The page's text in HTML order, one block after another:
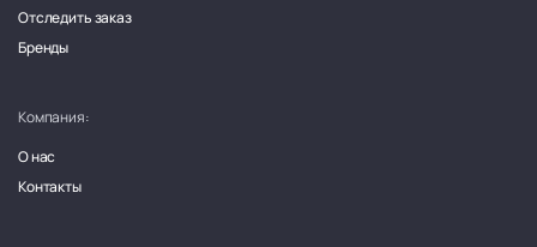
Отследить заказ
Бренды
Компания:
О нас
Контакты